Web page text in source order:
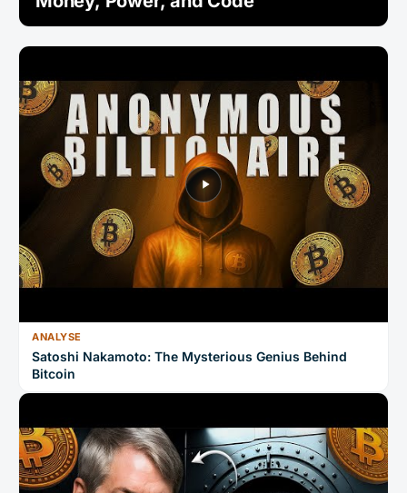
ANALYSE
Satoshi Nakamoto: The Mysterious Genius Behind
Bitcoin